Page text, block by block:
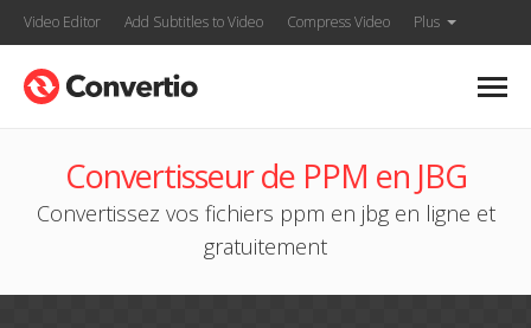
Video Editor Add Subtitles to Video Compress Video Plus
Convertisseur de PPM en JBG
Convertissez vos fichiers ppm en jbg en ligne et
gratuitement